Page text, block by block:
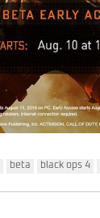
beta black ops 4